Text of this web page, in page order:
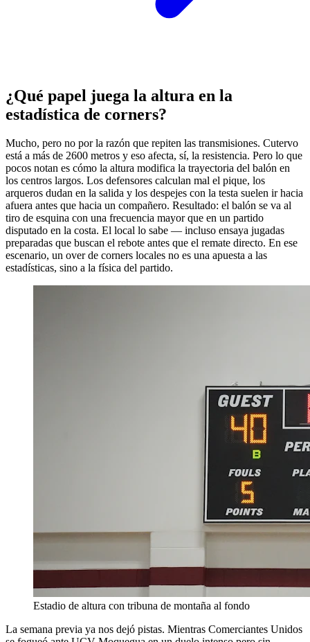
¿Qué papel juega la altura en la
estadística de corners?
Mucho, pero no por la razón que repiten las transmisiones. Cutervo
está a más de 2600 metros y eso afecta, sí, la resistencia. Pero lo que
pocos notan es cómo la altura modifica la trayectoria del balón en
los centros largos. Los defensores calculan mal el pique, los
arqueros dudan en la salida y los despejes con la testa suelen ir hacia
afuera antes que hacia un compañero. Resultado: el balón se va al
tiro de esquina con una frecuencia mayor que en un partido
disputado en la costa. El local lo sabe — incluso ensaya jugadas
preparadas que buscan el rebote antes que el remate directo. En ese
escenario, un over de corners locales no es una apuesta a las
estadísticas, sino a la física del partido.
Estadio de altura con tribuna de montaña al fondo
La semana previa ya nos dejó pistas. Mientras Comerciantes Unidos